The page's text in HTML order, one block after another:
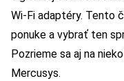
Wi-Fi adaptéry. Tento
ponuke a vybrať ten
Pozrieme sa aj na
Mercusys.